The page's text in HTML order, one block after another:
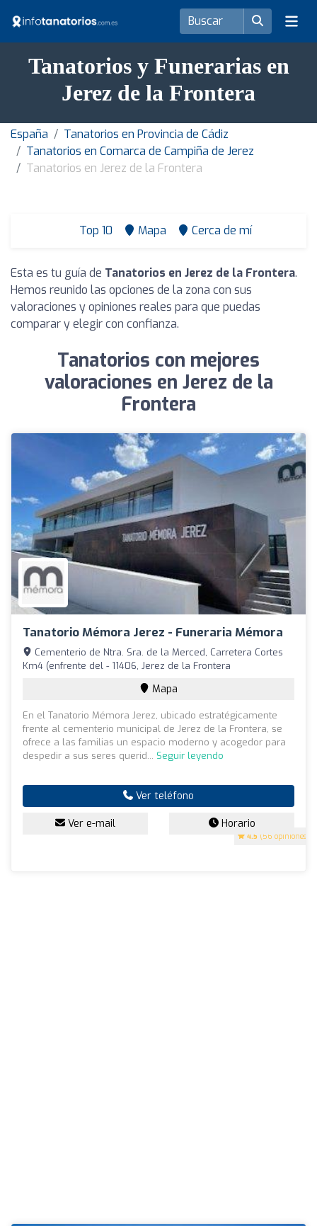
Tanatorios y Funerarias en
Jerez de la Frontera
España
Tanatorios en Provincia de Cádiz
Tanatorios en Comarca de Campiña de Jerez
Tanatorios en Jerez de la Frontera
Top 10 Mapa Cerca de mí
Esta es tu guía de Tanatorios en Jerez de la Frontera.
Hemos reunido las opciones de la zona con sus
valoraciones y opiniones reales para que puedas
comparar y elegir con confianza.
Tanatorios con mejores
valoraciones en Jerez de la
Frontera
Tanatorio Mémora Jerez - Funeraria Mémora
4.5 (56 opiniones)
Cementerio de Ntra. Sra. de la Merced, Carretera Cortes
Km4 (enfrente del - 11406, Jerez de la Frontera
Mapa
En el Tanatorio Mémora Jerez, ubicado estratégicamente
frente al cementerio municipal de Jerez de la Frontera, se
ofrece a las familias un espacio moderno y acogedor para
despedir a sus seres querid... Seguir leyendo
Ver teléfono
Ver e-mail Horario